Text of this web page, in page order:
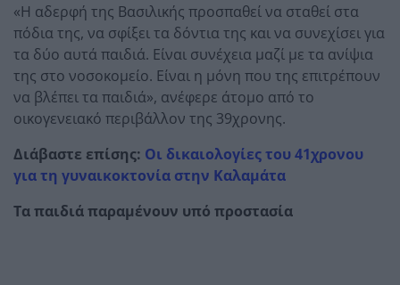
«Η αδερφή της Βασιλικής προσπαθεί να σταθεί στα
πόδια της, να σφίξει τα δόντια της και να συνεχίσει για
τα δύο αυτά παιδιά. Είναι συνέχεια μαζί με τα ανίψια
της στο νοσοκομείο. Είναι η μόνη που της επιτρέπουν
να βλέπει τα παιδιά», ανέφερε άτομο από το
οικογενειακό περιβάλλον της 39χρονης.
Διάβαστε επίσης: Οι δικαιολογίες του 41χρονου
για τη γυναικοκτονία στην Καλαμάτα
Τα παιδιά παραμένουν υπό προστασία